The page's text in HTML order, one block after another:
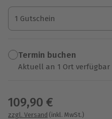
1 Gutschein
1 Gutschein
1 Gutschein
Termin buchen
Aktuell an 1 Ort verfügbar
109,90 €
zzgl. Versand (inkl. MwSt.)